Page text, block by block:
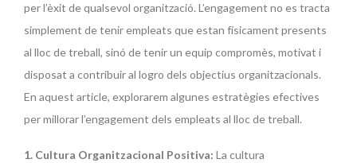
per l’èxit de qualsevol organització. L’engagement no es tracta
simplement de tenir empleats que estan físicament presents
al lloc de treball, sinó de tenir un equip compromès, motivat i
disposat a contribuir al logro dels objectius organitzacionals.
En aquest article, explorarem algunes estratègies efectives
per millorar l’engagement dels empleats al lloc de treball.
1. Cultura Organitzacional Positiva: La cultura